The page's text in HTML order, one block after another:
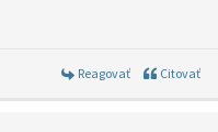
Reagovať Citovať